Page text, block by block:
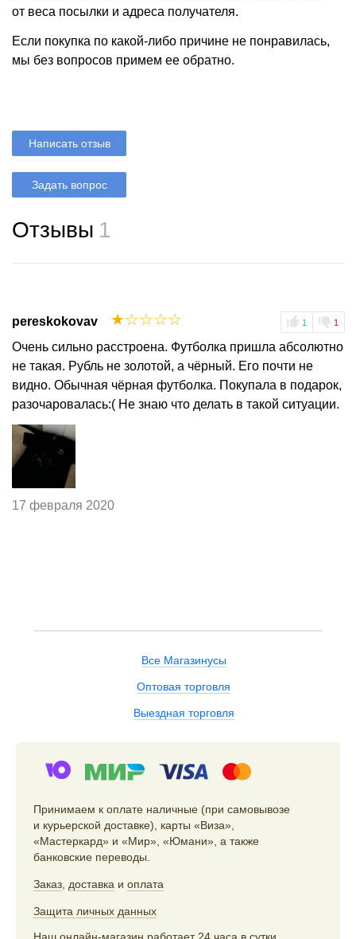
от веса посылки и адреса получателя.
Если покупка по какой-либо причине не понравилась,
мы без вопросов примем ее обратно.
Написать отзыв
Задать вопрос
Отзывы 1
pereskokovav 1 1
☆
☆
☆
☆
☆
Очень сильно расстроена. Футболка пришла абсолютно
не такая. Рубль не золотой, а чёрный. Его почти не
видно. Обычная чёрная футболка. Покупала в подарок,
разочаровалась:( Не знаю что делать в такой ситуации.
17 февраля 2020
Все Магазинусы
Оптовая торговля
Выездная торговля
Принимаем к оплате наличные (при самовывозе
и курьерской доставке), карты «Виза»,
«Мастеркард» и «Мир», «Юмани», а также
банковские переводы.
Заказ доставка и оплата
Защита личных данных